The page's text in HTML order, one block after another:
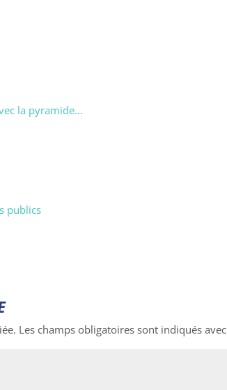
la pyramide…
publics
Les champs obligatoires sont indiqués avec